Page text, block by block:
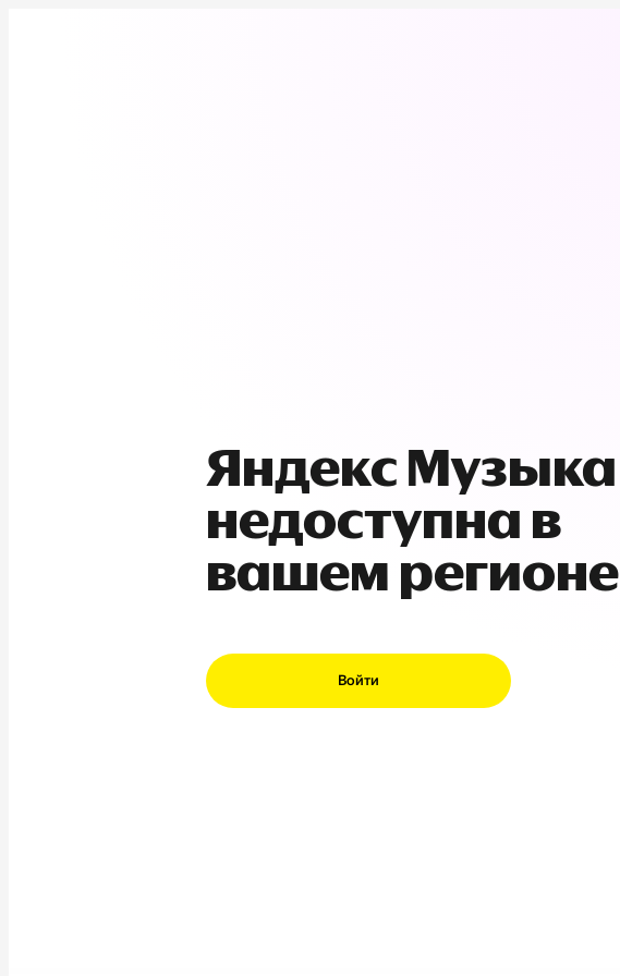
Яндекс Музыка
недоступна в
вашем регионе
Войти